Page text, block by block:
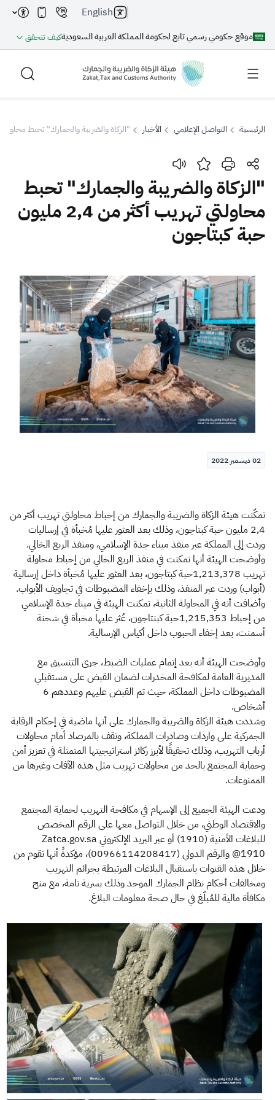
موقع حكومي رسمي تابع لحكومة المملكة العربية السعوديةكيف تتحقق
English
بحث
بحث بحث AI
اقتراحات
الزكاة الجمارك
ضريبة القيمة المضافة
الإقرار الضريبي
التصرفات العقارية
الرئيسية التواصل الإعلامي الأخبار "الزكاة والضريبة والجمارك" تحبط محاولتي تهريب أكثر
"الزكاة والضريبة والجمارك" تحبط
محاولتي تهريب أكثر من 2,4 مليون
حبة كبتاجون
02 ديسمبر 2022
تمكّنت هيئة الزكاة والضريبة والجمارك من إحباط محاولتي تهريب أكثر من
2,4 مليون حبة كبتاجون، وذلك بعد العثور عليها مُخبأة في إرساليات
وردت إلى المملكة عبر منفذ ميناء جدة الإسلامي، ومنفذ الربع الخالي.
وأوضحت الهيئة أنها تمكنت في منفذ الربع الخالي من إحباط محاولة
تهريب 1,213,378حبة كبتاجون، بعد العثور عليها مُخبأة داخل إرسالية
(أبواب) وردت عبر المنفذ، وذلك بإخفاء المضبوطات في تجاويف الأبواب.
وأضافت أنه في المحاولة الثانية، تمكنت الهيئة في ميناء جدة الإسلامي
من إحباط 1,215,353حبة كبنتاجون، عُثر عليها مخبأة في شحنة
أسمنت، بعد إخفاء الحبوب داخل أكياس الإرسالية.
وأوضحت الهيئة أنه بعد إتمام عمليات الضبط، جرى التنسيق مع
المديرية العامة لمكافحة المخدرات لضمان القبض على مستقبلي
المضبوطات داخل المملكة، حيث تم القبض عليهم وعددهم 6
أشخاص.
وشددت هيئة الزكاة والضريبة والجمارك على أنها ماضية في إحكام الرقابة
الجمركية على واردات وصادرات المملكة، وتقف بالمرصاد أمام محاولات
أرباب التهريب، وذلك تحقيقًا لأبرز ركائز استراتيجيتها المتمثلة في تعزيز أمن
وحماية المجتمع بالحد من محاولات تهريب مثل هذه الآفات وغيرها من
الممنوعات.
ودعت الهيئة الجميع إلى الإسهام في مكافحة التهريب لحماية المجتمع
والاقتصاد الوطني، من خلال التواصل معها على الرقم المخصص
للبلاغات الأمنية (1910) أو عبر البريد الإلكتروني Zatca.gov.sa
1910@ والرقم الدولي (00966114208417)، مؤكدةً أنها تقوم من
خلال هذه القنوات باستقبال البلاغات المرتبطة بجرائم التهريب
ومخالفات أحكام نظام الجمارك الموحد وذلك بسرية تامة، مع منح
مكافأة مالية للمُبلّغ في حال صحة معلومات البلاغ.